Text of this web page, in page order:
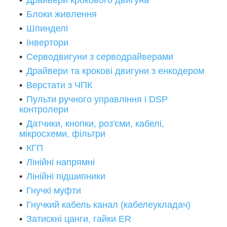
Блоки живлення
Шпинделі
Інвертори
Серводвигуни з серводрайверами
Драйвери та крокові двигуни з енкодером
Верстати з ЧПК
Пульти ручного управління і DSP
контролери
Датчики, кнопки, роз'єми, кабелі,
мікросхеми, фільтри
КГП
Лінійні напрямні
Лінійні підшипники
Гнучкі муфти
Гнучкий кабель канал (кабелеукладач)
Затискні цанги, гайки ER